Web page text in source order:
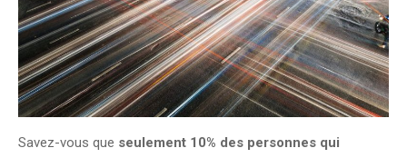
Savez-vous que seulement 10% des personnes qui